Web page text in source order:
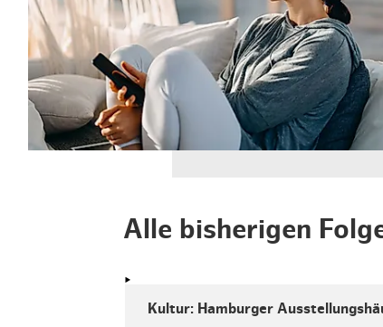
Alle bisherigen
Kultur: Hamburger